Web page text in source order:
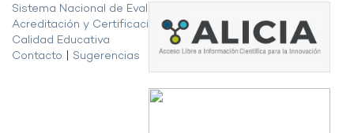
Sistema Nacional de Evaluación,
Acreditación y Certificación de la
Calidad Educativa
Contacto
Sugerencias